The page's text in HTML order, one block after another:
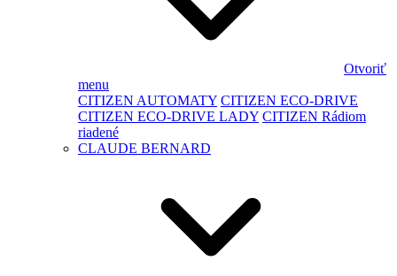
Otvoriť
menu
CITIZEN AUTOMATY CITIZEN ECO-DRIVE
CITIZEN ECO-DRIVE LADY CITIZEN Rádiom
riadené
CLAUDE BERNARD